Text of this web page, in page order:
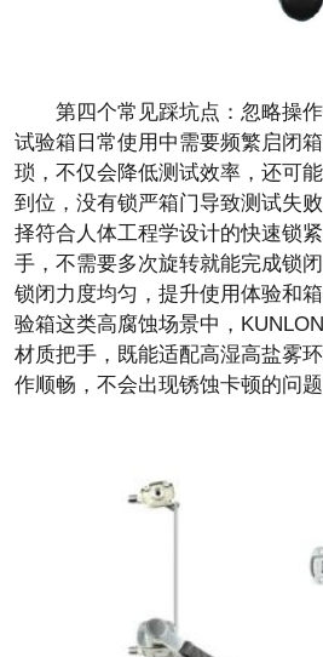
第四个常见踩坑点：忽略操
试验箱日常使用中需要频繁启闭
琐，不仅会降低测试效率，还可
到位，没有锁严箱门导致测试失
择符合人体工程学设计的快速锁
手，不需要多次旋转就能完成锁
锁闭力度均匀，提升使用体验和
验箱这类高腐蚀场景中，
材质把手，既能适配高湿高盐雾
作顺畅，不会出现锈蚀卡顿的问题